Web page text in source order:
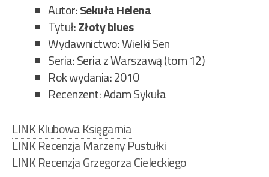
Autor:Sekuła Helena
Tytuł:Złoty blues
Wydawnictwo: Wielki Sen
Seria: Seria z Warszawą (tom 12)
Rok wydania: 2010
Recenzent: Adam Sykuła
LINK Klubowa Księgarnia
LINK Recenzja Marzeny Pustułki
LINK Recenzja Grzegorza Cieleckiego